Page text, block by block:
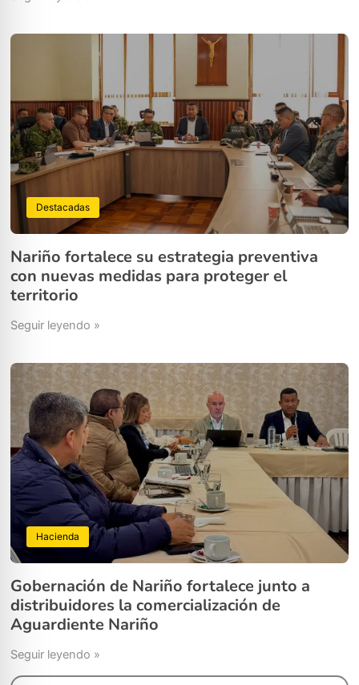
Destacadas
Nariño fortalece su estrategia preventiva
con nuevas medidas para proteger el
territorio
Seguir leyendo »
Hacienda
Gobernación de Nariño fortalece junto a
distribuidores la comercialización de
Aguardiente Nariño
Seguir leyendo »